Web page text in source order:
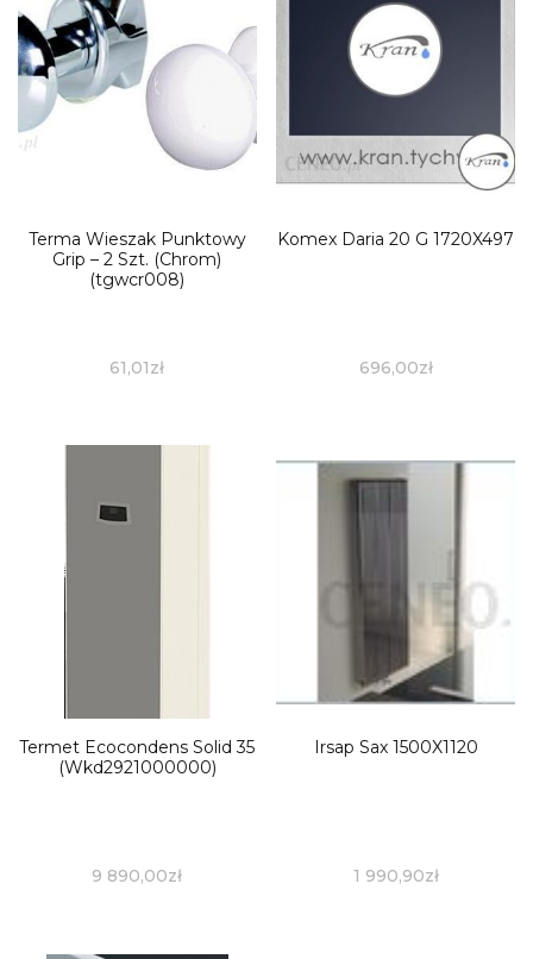
Terma Wieszak Punktowy
Grip – 2 Szt. (Chrom)
(tgwcr008)
61,01zł
Komex Daria 20 G 1720X497
696,00zł
Termet Ecocondens Solid 35
(Wkd2921000000)
9 890,00zł
Irsap Sax 1500X1120
1 990,90zł